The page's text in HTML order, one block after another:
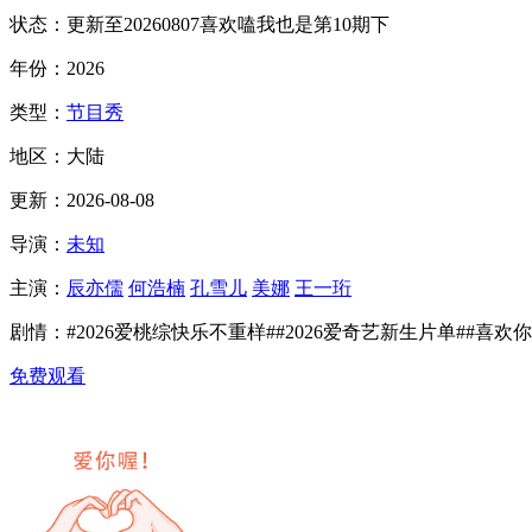
状态： 更新至20260807喜欢嗑我也是第10期下
年份： 2026
类型： 节目秀
地区： 大陆
更新： 2026-08-08
导演： 未知
主演： 辰亦儒 何浩楠 孔雪儿 美娜 王一珩
剧情： #2026爱桃综快乐不重样##2026爱奇艺新生片单##喜欢
免费观看